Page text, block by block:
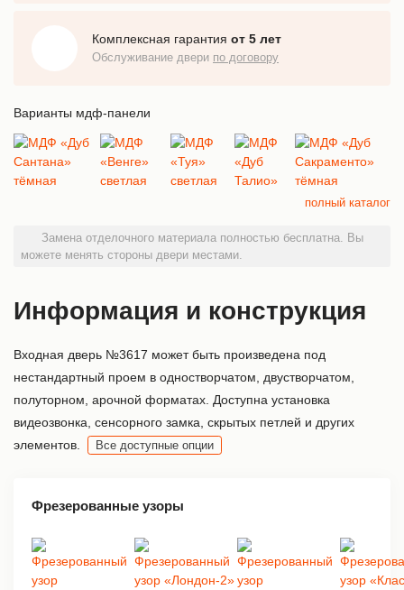
Комплексная гарантия от 5 лет
Обслуживание двери по договору
Варианты мдф-панели
полный каталог
Замена отделочного материала полностью бесплатна. Вы
можете менять стороны двери местами.
Информация и конструкция
Входная дверь №3617 может быть произведена под
нестандартный проем в одностворчатом, двустворчатом,
полуторном, арочной форматах. Доступна установка
видеозвонка, сенсорного замка, скрытых петлей и других
элементов.
Все доступные опции
Фрезерованные узоры